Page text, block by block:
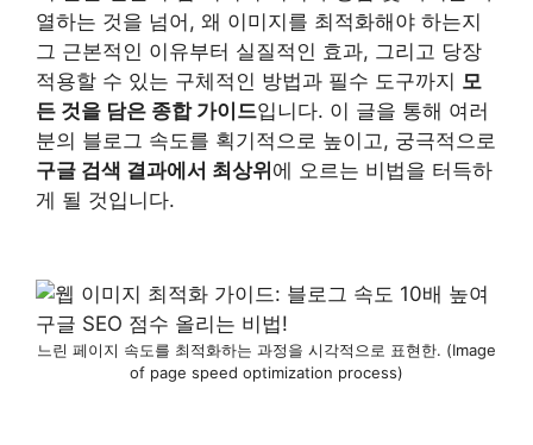
열하는 것을 넘어, 왜 이미지를 최적화해야 하는지
그 근본적인 이유부터 실질적인 효과, 그리고 당장
적용할 수 있는 구체적인 방법과 필수 도구까지 모
든 것을 담은 종합 가이드입니다. 이 글을 통해 여러
분의 블로그 속도를 획기적으로 높이고, 궁극적으로
구글 검색 결과에서 최상위에 오르는 비법을 터득하
게 될 것입니다.
느린 페이지 속도를 최적화하는 과정을 시각적으로 표현한. (Image
of page speed optimization process)